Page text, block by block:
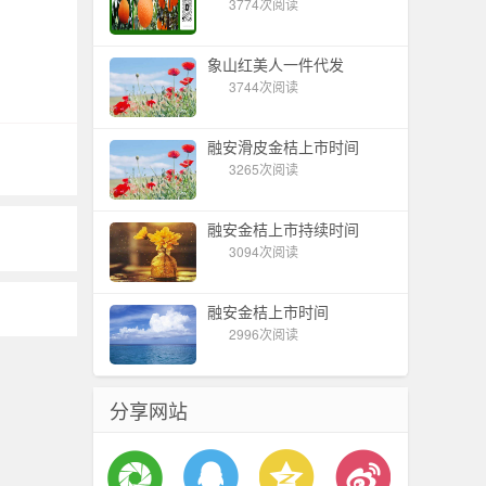
3774次阅读
象山红美人一件代发
3744次阅读
融安滑皮金桔上市时间
3265次阅读
融安金桔上市持续时间
3094次阅读
融安金桔上市时间
2996次阅读
分享网站